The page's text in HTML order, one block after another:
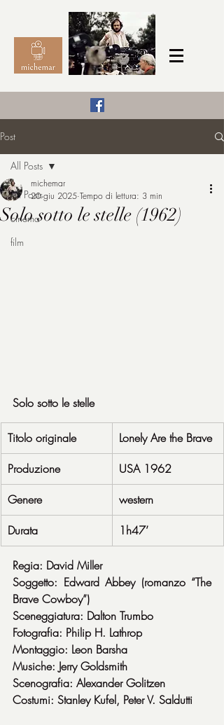
michemar
Post
All Posts
cinema
film
All Posts
Solo sotto le stelle (1962)
michemar
20 giu 2025 Tempo di lettura: 3 min
Solo sotto le stelle
Titolo originale
Lonely Are the Brave
Produzione
USA 1962
Genere
western
Durata
1h47’
Regia: David Miller
Soggetto: Edward Abbey (romanzo “The
Brave Cowboy”)
Sceneggiatura: Dalton Trumbo
Fotografia: Philip H. Lathrop
Montaggio: Leon Barsha
Musiche: Jerry Goldsmith
Scenografia: Alexander Golitzen
Costumi: Stanley Kufel, Peter V. Saldutti